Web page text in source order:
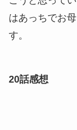
はあっちでお
す。
20話感想